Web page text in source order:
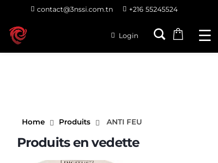
contact@3nssi.com.tn +216 55245524
Login
Home Produits ANTI FEU